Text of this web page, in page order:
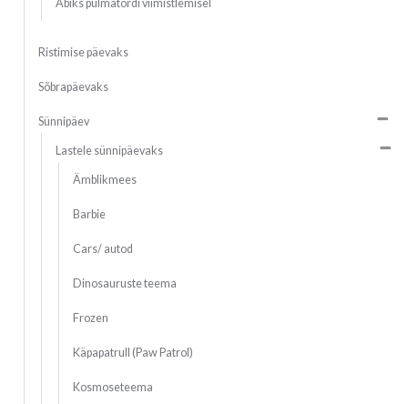
Abiks pulmatordi viimistlemisel
Ristimise päevaks
Sõbrapäevaks
Sünnipäev
Lastele sünnipäevaks
Ämblikmees
Barbie
Cars/ autod
Dinosauruste teema
Frozen
Käpapatrull (Paw Patrol)
Kosmoseteema